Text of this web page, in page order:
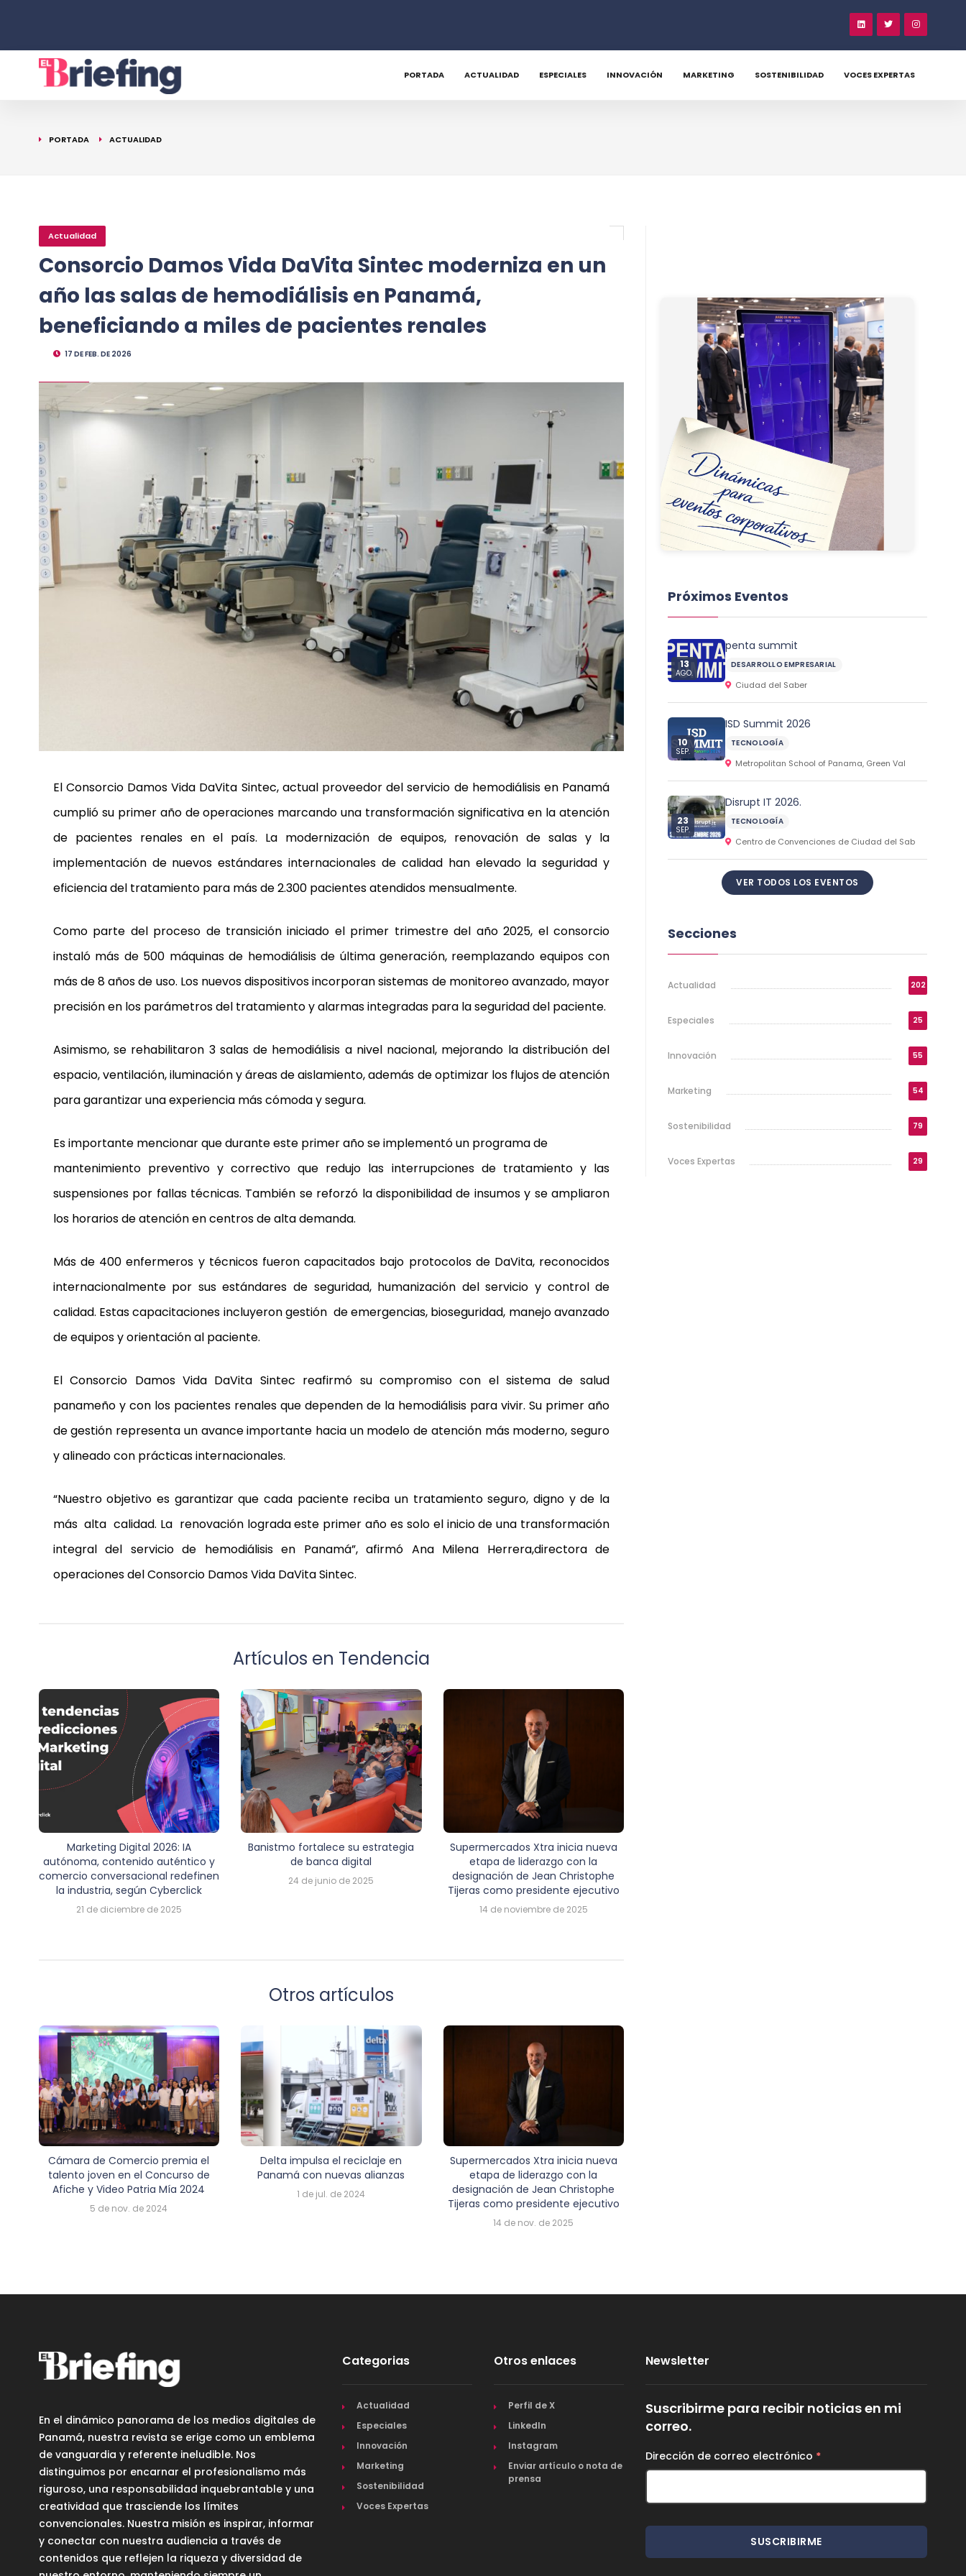
PORTADA ACTUALIDAD ESPECIALES INNOVACIÓN MARKETING SOSTENIBILIDAD VOCES EXPERTAS
PORTADA ACTUALIDAD
Actualidad
Consorcio Damos Vida DaVita Sintec moderniza en un
año las salas de hemodiálisis en Panamá,
beneficiando a miles de pacientes renales
17 DE FEB. DE 2026
El Consorcio Damos Vida DaVita Sintec, actual proveedor del servicio de hemodiálisis en Panamá
cumplió su primer año de operaciones marcando una transformación significativa en la atención
de pacientes renales en el país. La modernización de equipos, renovación de salas y la
implementación de nuevos estándares internacionales de calidad han elevado la seguridad y
eficiencia del tratamiento para más de 2.300 pacientes atendidos mensualmente.
Como parte del proceso de transición iniciado el primer trimestre del año 2025, el consorcio
instaló más de 500 máquinas de hemodiálisis de última generación, reemplazando equipos con
más de 8 años de uso. Los nuevos dispositivos incorporan sistemas de monitoreo avanzado, mayor
precisión en los parámetros del tratamiento y alarmas integradas para la seguridad del paciente.
Asimismo, se rehabilitaron 3 salas de hemodiálisis a nivel nacional, mejorando la distribución del
espacio, ventilación, iluminación y áreas de aislamiento, además de optimizar los flujos de atención
para garantizar una experiencia más cómoda y segura.
Es importante mencionar que durante este primer año se implementó un programa de
mantenimiento preventivo y correctivo que redujo las interrupciones de tratamiento y las
suspensiones por fallas técnicas. También se reforzó la disponibilidad de insumos y se ampliaron
los horarios de atención en centros de alta demanda.
Más de 400 enfermeros y técnicos fueron capacitados bajo protocolos de DaVita, reconocidos
internacionalmente por sus estándares de seguridad, humanización del servicio y control de
calidad. Estas capacitaciones incluyeron gestión de emergencias, bioseguridad, manejo avanzado
de equipos y orientación al paciente.
El Consorcio Damos Vida DaVita Sintec reafirmó su compromiso con el sistema de salud
panameño y con los pacientes renales que dependen de la hemodiálisis para vivir. Su primer año
de gestión representa un avance importante hacia un modelo de atención más moderno, seguro
y alineado con prácticas internacionales.
“Nuestro objetivo es garantizar que cada paciente reciba un tratamiento seguro, digno y de la
más alta calidad. La renovación lograda este primer año es solo el inicio de una transformación
integral del servicio de hemodiálisis en Panamá”, afirmó Ana Milena Herrera,directora de
operaciones del Consorcio Damos Vida DaVita Sintec.
Artículos en Tendencia
Marketing Digital 2026: IA
autónoma, contenido auténtico y
comercio conversacional redefinen
la industria, según Cyberclick
21 de diciembre de 2025
Banistmo fortalece su estrategia
de banca digital
24 de junio de 2025
Supermercados Xtra inicia nueva
etapa de liderazgo con la
designación de Jean Christophe
Tijeras como presidente ejecutivo
14 de noviembre de 2025
Otros artículos
Cámara de Comercio premia el
talento joven en el Concurso de
Afiche y Video Patria Mía 2024
5 de nov. de 2024
Delta impulsa el reciclaje en
Panamá con nuevas alianzas
1 de jul. de 2024
Supermercados Xtra inicia nueva
etapa de liderazgo con la
designación de Jean Christophe
Tijeras como presidente ejecutivo
14 de nov. de 2025
Próximos Eventos
13
AGO.
penta summit
DESARROLLO EMPRESARIAL
Ciudad del Saber
10
SEP.
ISD Summit 2026
TECNOLOGÍA
Metropolitan School of Panama, Green Val
23
SEP.
Disrupt IT 2026.
TECNOLOGÍA
Centro de Convenciones de Ciudad del Sab
VER TODOS LOS EVENTOS
Secciones
Actualidad 202
Especiales 25
Innovación 55
Marketing 54
Sostenibilidad 79
Voces Expertas 29
En el dinámico panorama de los medios digitales de
Panamá, nuestra revista se erige como un emblema
de vanguardia y referente ineludible. Nos
distinguimos por encarnar el profesionalismo más
riguroso, una responsabilidad inquebrantable y una
creatividad que trasciende los límites
convencionales. Nuestra misión es inspirar, informar
y conectar con nuestra audiencia a través de
contenidos que reflejen la riqueza y diversidad de
Categorias
Actualidad
Especiales
Innovación
Marketing
Sostenibilidad
Voces Expertas
Otros enlaces
Perfil de X
LinkedIn
Instagram
Enviar artículo o nota de
prensa
Newsletter
Suscribirme para recibir noticias en mi
correo.
Dirección de correo electrónico *